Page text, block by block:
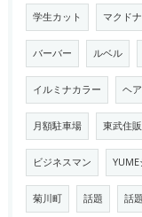
学生カット マクド
バーバー ルベル
イルミナカラー ヘ
月額駐車場 東武住販
ビジネスマン
菊川町 話題 話